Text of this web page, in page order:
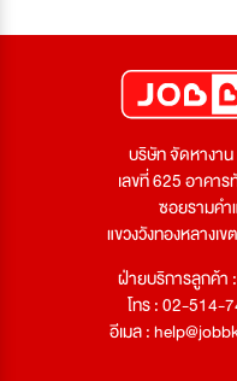
บริษัท จัดหางา
เลขที่ 625 อาคา
ซอยรามคำ
แขวงวังทองหลางเ
ฝ่ายบริการลูกค้า
โทร : 02-514-
อีเมล :